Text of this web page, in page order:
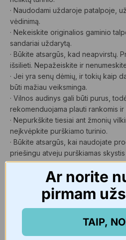
· Naudodami uždaroje patalpoje,
vėdinimą.
· Nekeiskite originalios gaminio
sandariai uždarytą.
· Būkite atsargūs, kad neapvirstų.
išsilieti. Nepažeiskite ir
· Jei yra senų dėmių, ir tokių kaip
būti mažiau veiksminga.
· Vilnos audinys gali būti purus,
rekomenduojama plauti rankomis ir
· Nepurkškite tiesiai ant žmonių
neįkvėpkite purškiamo turinio.
· Būkite atsargūs, kai naudojate
priešingu atveju purškiamas
Pirmoji pagalba:
· Negerti. Jei netyčia išgėrėte,
kreipkitės į gydytoją.
· Patekus į akis, plaukite jas po
· Jei atsiranda odos sudirginimas
Ar norite
pirmam
TAIP,